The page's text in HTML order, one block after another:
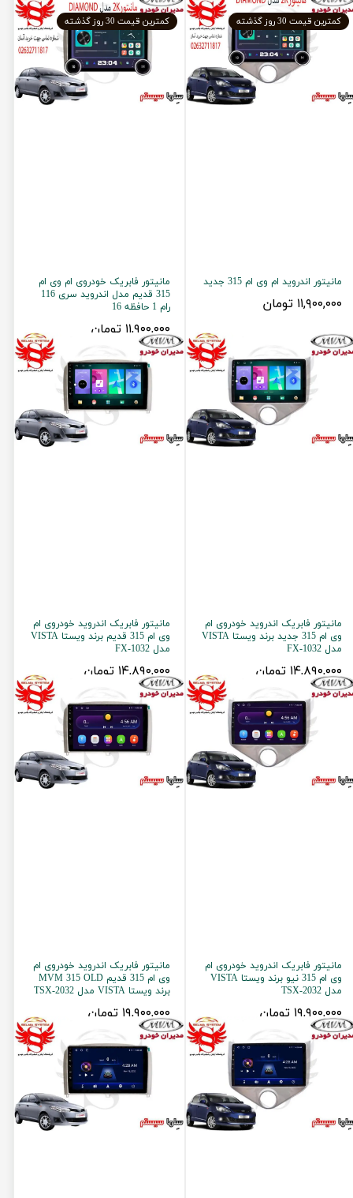
مانیتور اندروید ام وی ام 315 جدید
۱۱,۹۰۰,۰۰۰ تومان
کمترین قیمت 30 روز گذشته
مانیتور فابریک خودروی ام وی ام
315 قدیم مدل اندروید سری 116
رام 1 حافظه 16
۱۱,۹۰۰,۰۰۰ تومان
کمترین قیمت 30 روز گذشته
مانیتور فابریک اندروید خودروی ام
وی ام 315 جدید برند ویستا VISTA
مدل FX-1032
۱۴,۸۹۰,۰۰۰ تومان
مانیتور فابریک اندروید خودروی ام
وی ام 315 قدیم برند ویستا VISTA
مدل FX-1032
۱۴,۸۹۰,۰۰۰ تومان
مانیتور فابریک اندروید خودروی ام
وی ام 315 نیو برند ویستا VISTA
مدل TSX-2032
۱۹,۹۰۰,۰۰۰ تومان
مانیتور فابریک اندروید خودروی ام
وی ام 315 قدیم MVM 315 OLD
برند ویستا VISTA مدل TSX-2032
۱۹,۹۰۰,۰۰۰ تومان